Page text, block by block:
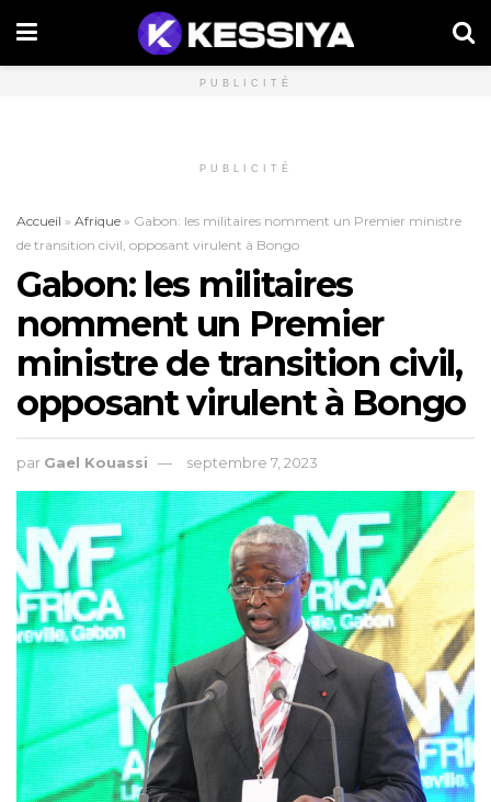
PUBLICITÉ
PUBLICITÉ
Accueil » Afrique » Gabon: les militaires nomment un Premier ministre
de transition civil, opposant virulent à Bongo
Gabon: les militaires
nomment un Premier
ministre de transition civil,
opposant virulent à Bongo
par Gael Kouassi septembre 7, 2023